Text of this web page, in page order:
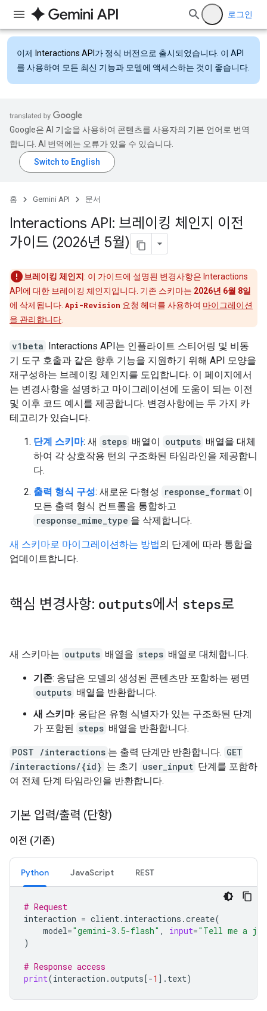
로그인
이제 Interactions API 가 정식 버전으로 출시되었습니다. 이 API
를 사용하여 모든 최신 기능과 모델에 액세스하는 것이 좋습니다.
Google은 AI 기술을 사용하여 콘텐츠를 사용자의 기본 언어로 번역
합니다. AI 번역에는 오류가 있을 수 있습니다.
홈 Gemini API 문서
Interactions API: 브레이킹 체인지 이전
가이드 (2026년 5월)
브레이킹 체인지 : 이 가이드에 설명된 변경사항은 Interactions
API에 대한 브레이킹 체인지입니다. 기존 스키마는 2026년 6월 8일
에 삭제됩니다. Api-Revision 요청 헤더를 사용하여 마이그레이션
을 관리합니다
v1beta Interactions API는 인플라이트 스티어링 및 비동
기 도구 호출과 같은 향후 기능을 지원하기 위해 API 모양을
재구성하는 브레이킹 체인지를 도입합니다. 이 페이지에서
는 변경사항을 설명하고 마이그레이션에 도움이 되는 이전
및 이후 코드 예시를 제공합니다. 변경사항에는 두 가지 카
테고리가 있습니다.
단계 스키마: 새 steps 배열이 outputs 배열을 대체
하여 각 상호작용 턴의 구조화된 타임라인을 제공합니
다.
출력 형식 구성: 새로운 다형성 response_format 이
모든 출력 형식 컨트롤을 통합하고
response_mime_type 을 삭제합니다.
새 스키마로 마이그레이션하는 방법의 단계에 따라 통합을
업데이트합니다.
핵심 변경사항: outputs에서 steps로
새 스키마는 outputs 배열을 steps 배열로 대체합니다.
기존: 응답은 모델의 생성된 콘텐츠만 포함하는 평면
outputs 배열을 반환합니다.
새 스키마: 응답은 유형 식별자가 있는 구조화된 단계
가 포함된 steps 배열을 반환합니다.
POST /interactions 는 출력 단계만 반환합니다. GET
/interactions/{id} 는 초기 user_input 단계를 포함하
여 전체 단계 타임라인을 반환합니다.
기본 입력/출력 (단항)
이전 (기존)
Python JavaScript REST
# Request
interaction = client. interactions .create(
model="gemini-3.5-flash" , input="Tell me a
)
# Response access
print(interaction .outputs[-1 ] . text)